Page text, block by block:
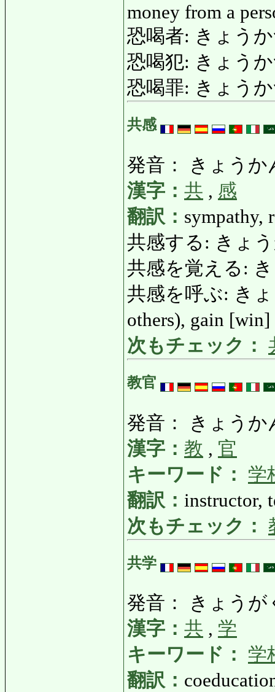
money from a
恐喝者: きょう
恐喝犯: きょう
恐喝罪: きょう
共感
発音： きょうか
漢字： 共 , 感
翻訳： sympathy,
共感する: きょ
共感を覚える:
共感を呼ぶ: きょ
others), gain
次もチェック：
教官
発音： きょうか
漢字： 教 , 官
キーワード：
学
翻訳： instructor,
次もチェック：
共学
発音： きょうが
漢字： 共 , 学
キーワード：
学
翻訳：